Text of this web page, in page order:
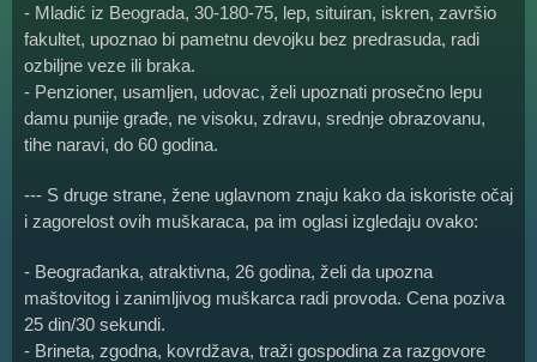
- Mladić iz Beograda, 30-180-75, lep, situiran, iskren, završio
fakultet, upoznao bi pametnu devojku bez predrasuda, radi
ozbiljne veze ili braka.
- Penzioner, usamljen, udovac, želi upoznati prosečno lepu
damu punije građe, ne visoku, zdravu, srednje obrazovanu,
tihe naravi, do 60 godina.
--- S druge strane, žene uglavnom znaju kako da iskoriste očaj
i zagorelost ovih muškaraca, pa im oglasi izgledaju ovako:
- Beograđanka, atraktivna, 26 godina, želi da upozna
maštovitog i zanimljivog muškarca radi provoda. Cena poziva
25 din/30 sekundi.
- Brineta, zgodna, kovrdžava, traži gospodina za razgovore